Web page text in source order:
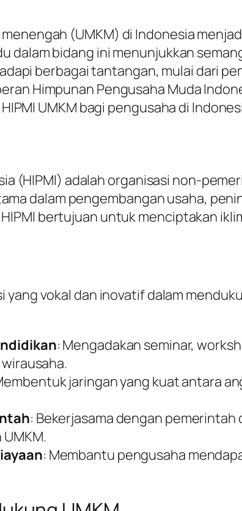
(UMKM) di Indonesia
dalam bidang ini menunjukkan
berbagai tantangan, mulai dari
Himpunan Pengusaha Muda
UMKM bagi pengusaha di
(HIPMI) adalah organisasi non-
dalam pengembangan usaha,
bertujuan untuk menciptakan
yang vokal dan inovatif dalam
: Mengadakan seminar,
jaringan yang kuat antara
: Bekerjasama dengan
: Membantu pengusaha